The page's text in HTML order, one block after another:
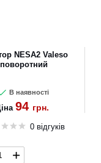
NESA2 Valeso
поворотний
В наявності
94 грн.
0 відгуків